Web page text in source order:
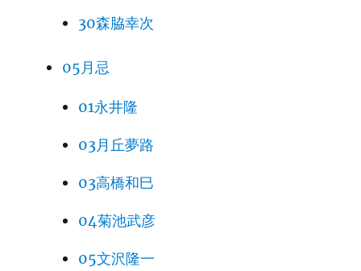
30森脇幸次
05月忌
01永井隆
03月丘夢路
03高橋和巳
04菊池武彦
05文沢隆一